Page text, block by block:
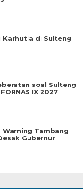
Karhutla di Sulteng
soal Sulteng
IX 2027
Warning Tambang
Gubernur